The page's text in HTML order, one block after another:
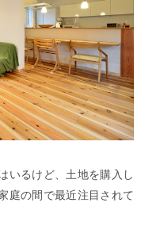
いるけど、土地を購入し
庭の間で最近注目されて